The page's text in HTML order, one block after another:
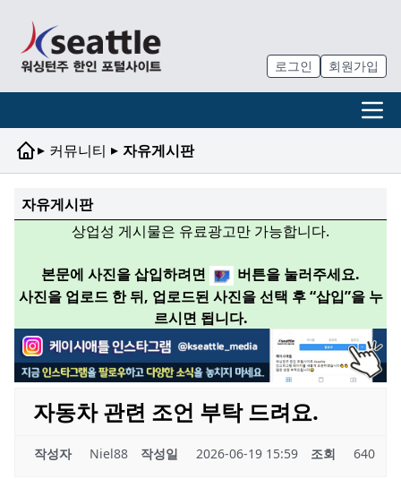
로그인 회원가입
▸ 커뮤니티 ▸ 자유게시판
자유게시판
상업성 게시물은 유료광고만 가능합니다.
본문에 사진을 삽입하려면
버튼을 눌러주세요.
사진을 업로드 한 뒤, 업로드된 사진을 선택 후 “삽입”을 누
르시면 됩니다.
자동차 관련 조언 부탁 드려요.
작성자 Niel88 작성일 2026-06-19 15:59 조회 640